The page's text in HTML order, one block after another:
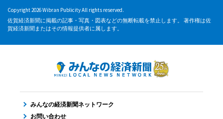
Copyright 2026 Wibran Publicity All rights reserved.
佐賀経済新聞に掲載の記事・写真・図表などの無断転載を禁止します。 著作権は佐
賀経済新聞またはその情報提供者に属します。
みんなの経済新聞ネットワーク
お問い合わせ